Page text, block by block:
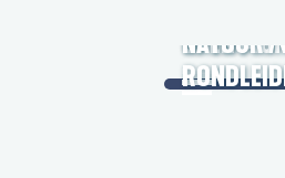
OPEN
NATUUR /